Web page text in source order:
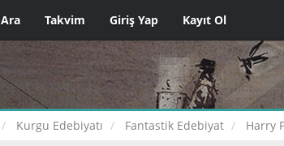
Ara Takvim Giriş Yap Kayıt Ol
Kurgu Edebiyatı Fantastik Edebiyat Harry